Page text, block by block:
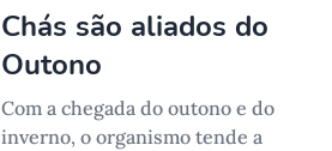
Chás são aliados do
Outono
Com a chegada do outono e do
inverno, o organismo tende a